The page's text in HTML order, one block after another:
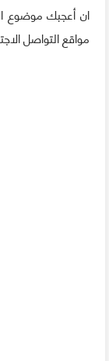
ان أعجبك موضوع
مواقع التواصل